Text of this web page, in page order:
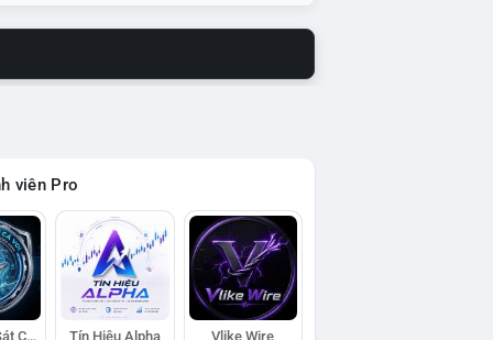
viên Pro
Đội Trinh Sát Cá Voi Tín Hiệu Alpha Vlike Wire